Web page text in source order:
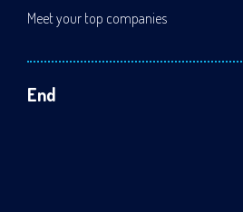
Meet your top companies
End